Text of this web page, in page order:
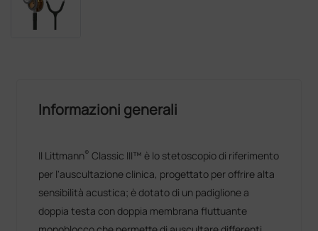
Informazioni generali
Il Littmann® Classic III™ è lo stetoscopio di riferimento
per l'auscultazione clinica, progettato per offrire alta
sensibilità acustica; è dotato di un padiglione a
doppia testa con doppia membrana fluttuante